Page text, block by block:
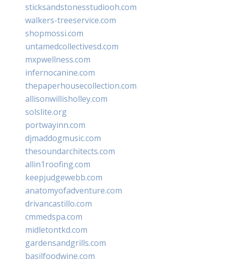
sticksandstonesstudiooh.com
walkers-treeservice.com
shopmossi.com
untamedcollectivesd.com
mxpwellness.com
infernocanine.com
thepaperhousecollection.com
allisonwillisholley.com
solslite.org
portwayinn.com
djmaddogmusic.com
thesoundarchitects.com
allin1roofing.com
keepjudgewebb.com
anatomyofadventure.com
drivancastillo.com
cmmedspa.com
midletontkd.com
gardensandgrills.com
basilfoodwine.com